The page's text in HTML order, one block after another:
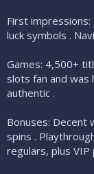
First
luck symbols .
Games: 4,500+
slots fan and was
authentic .
Bonuses: Decent
spins .
regulars, plus VIP